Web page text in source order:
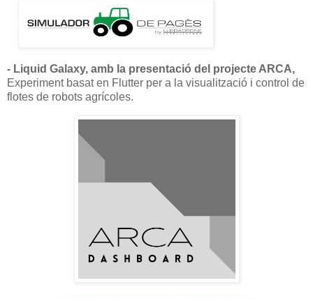
- Liquid Galaxy, amb la presentació del projecte ARCA,
Experiment basat en Flutter per a la visualització i control de
flotes de robots agrícoles.